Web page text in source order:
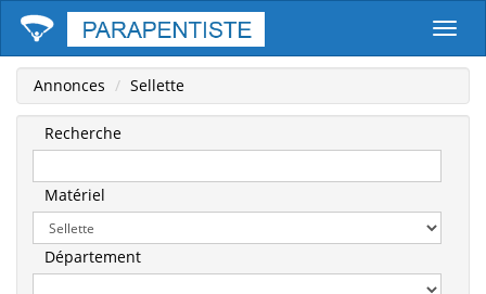
Annonces Sellette
Recherche
Matériel
Département